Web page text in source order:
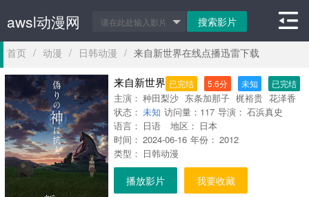
awsl动漫网
首页 / 动漫 / 日韩动漫 / 来自新世界在线点播迅雷下载
来自新世界 已完结 5.6分 未知 已完结
主演： 种田梨沙 东条加那子 梶裕贵 花泽香
菜 工藤晴香 高城元气 藤堂真衣
濑步
东地宏树 伊藤美纪
子 星野贵纪 浪川大辅
江由衣 杉田智和
状态： 未知 访问量： 117 导演： 石浜真史
语言： 日语 地区： 日本
时间： 2024-06-16 年份： 2012
类型： 日韩动漫
播放影片 我要收藏